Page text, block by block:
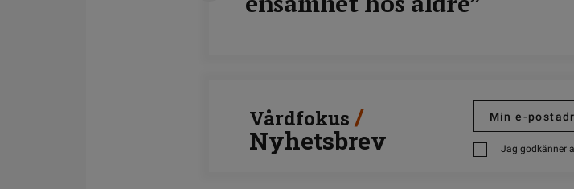
Vårdfokus /
Nyhetsbrev Jag godkänner